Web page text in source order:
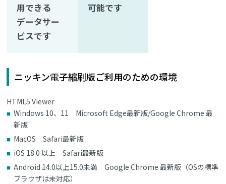
用できる
データサー
ビスです
可能です
ニッキン電子縮刷版ご利用のための環境
HTML5 Viewer
Windows 10、11 Microsoft Edge最新版/Google Chrome 最
新版
MacOS Safari最新版
iOS 18.0 以上 Safari最新版
Android 14.0以上15.0未満 Google Chrome 最新版（OSの標準
ブラウザは未対応）